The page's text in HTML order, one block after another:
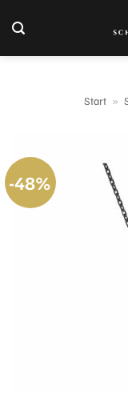
Inhalt
springen
Start »
-48%